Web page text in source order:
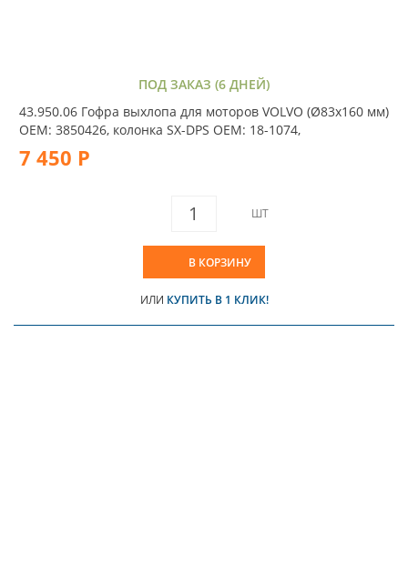
ПОД ЗАКАЗ (6 ДНЕЙ)
43.950.06 Гофра выхлопа для моторов VOLVO (Ø83x160 мм)
OEM: 3850426, колонка SX-DPS OEM: 18-1074,
7 450 Р
ШТ
В КОРЗИНУ
ИЛИ КУПИТЬ В 1 КЛИК!